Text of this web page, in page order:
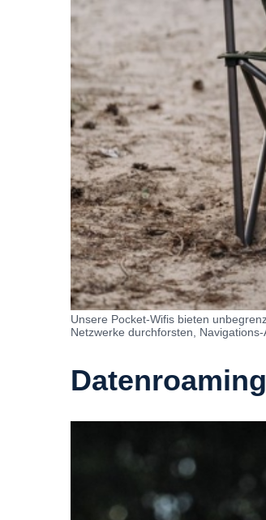
Unsere Pocket-Wifis bieten
Netzwerke durchforsten,